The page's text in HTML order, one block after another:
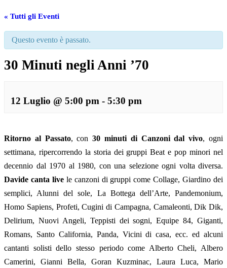
« Tutti gli Eventi
Questo evento è passato.
30 Minuti negli Anni ’70
12 Luglio @ 5:00 pm - 5:30 pm
Ritorno al Passato, con30 minuti di Canzoni dal vivo, ogni
settimana, ripercorrendo la storia dei gruppi Beat e pop minori nel
decennio dal 1970 al 1980, con una selezione ogni volta diversa.
Davide canta livele canzoni di gruppi come Collage, Giardino dei
semplici, Alunni del sole, La Bottega dell’Arte, Pandemonium,
Homo Sapiens, Profeti, Cugini di Campagna, Camaleonti, Dik Dik,
Delirium, Nuovi Angeli, Teppisti dei sogni, Equipe 84, Giganti,
Romans, Santo California, Panda, Vicini di casa, ecc. ed alcuni
cantanti solisti dello stesso periodo come Alberto Cheli, Albero
Camerini, Gianni Bella, Goran Kuzminac, Laura Luca, Mario